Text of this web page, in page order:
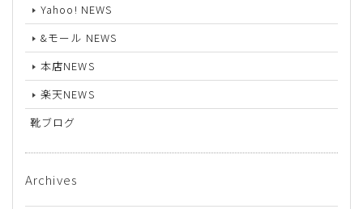
Yahoo! NEWS
&モール NEWS
本店NEWS
楽天NEWS
靴ブログ
Archives